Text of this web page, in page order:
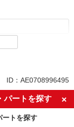
格者歓迎
ID：AE0708996495
パートを探す
ートを探す